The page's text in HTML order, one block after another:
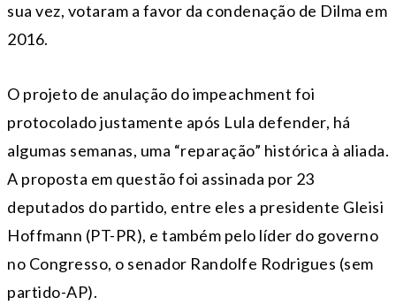
sua vez, votaram a favor da condenação de Dilma em
2016.
O projeto de anulação do impeachment foi
protocolado justamente após Lula defender, há
algumas semanas, uma “reparação” histórica à aliada.
A proposta em questão foi assinada por 23
deputados do partido, entre eles a presidente Gleisi
Hoffmann (PT-PR), e também pelo líder do governo
no Congresso, o senador Randolfe Rodrigues (sem
partido-AP).